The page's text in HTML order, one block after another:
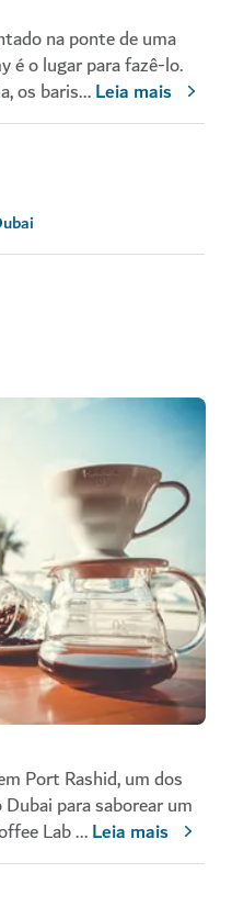
na ponte de uma
é o lugar para fazê-lo.
os baris...Leia mais
Port Rashid, um dos
para saborear um
Lab...Leia mais